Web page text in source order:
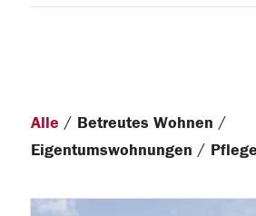
Alle / Betreutes Wohnen /
Eigentumswohnungen /